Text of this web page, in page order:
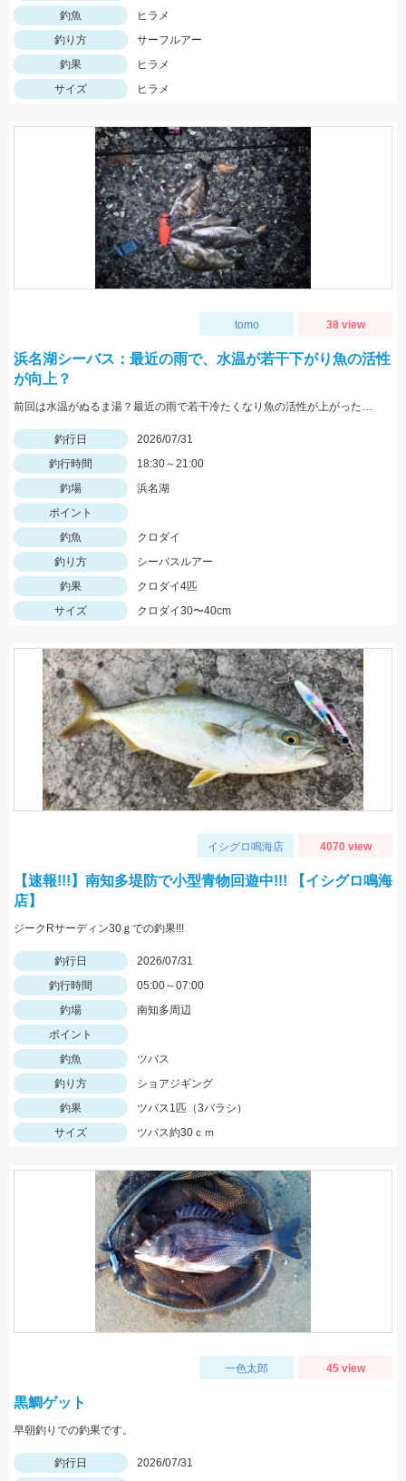
釣魚
ヒラメ
釣り方
サーフルアー
釣果
ヒラメ
サイズ
ヒラメ
tomo 38 view
浜名湖シーバス：最近の雨で、水温が若干下がり魚の活性
が向上？
前回は水温がぬるま湯？最近の雨で若干冷たくなり魚の活性が上がったのかレクター71fを表層引きでバイト多数。
釣行日
2026/07/31
釣行時間
18:30～21:00
釣場
浜名湖
ポイント
釣魚
クロダイ
釣り方
シーバスルアー
釣果
クロダイ4匹
サイズ
クロダイ30〜40cm
イシグロ鳴海店 4070 view
【速報!!!】南知多堤防で小型青物回遊中!!! 【イシグロ鳴海
店】
ジークRサーディン30ｇでの釣果!!!
釣行日
2026/07/31
釣行時間
05:00～07:00
釣場
南知多周辺
ポイント
釣魚
ツバス
釣り方
ショアジギング
釣果
ツバス1匹（3バラシ）
サイズ
ツバス約30ｃｍ
一色太郎 45 view
黒鯛ゲット
早朝釣りでの釣果です。
釣行日 2026/07/31